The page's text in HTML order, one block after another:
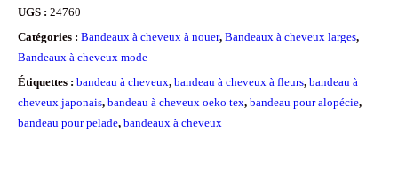
UGS : 24760
Catégories : Bandeaux à cheveux à nouer, Bandeaux à cheveux larges,
Bandeaux à cheveux mode
Étiquettes : bandeau à cheveux, bandeau à cheveux à fleurs, bandeau à
cheveux japonais, bandeau à cheveux oeko tex, bandeau pour alopécie,
bandeau pour pelade, bandeaux à cheveux